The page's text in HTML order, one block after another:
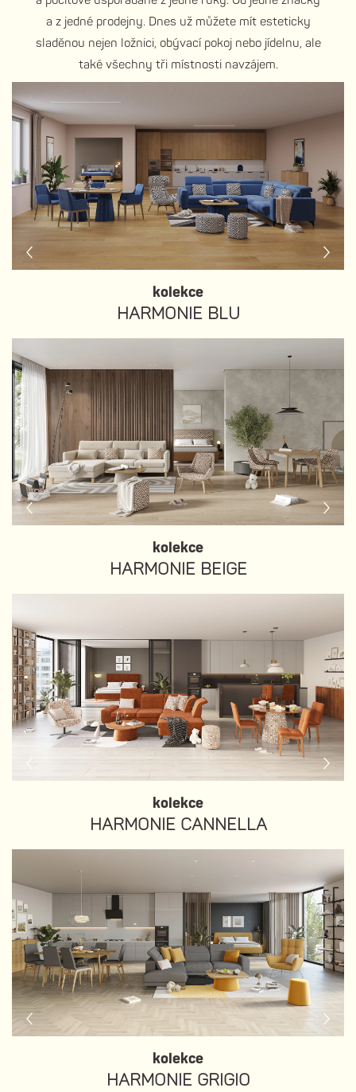
a z jedné prodejny. Dnes už můžete mít esteticky
sladěnou nejen ložnici, obývací pokoj nebo jídelnu, ale
také všechny tři místnosti navzájem.
kolekce
HARMONIE BLU
kolekce
HARMONIE BEIGE
kolekce
HARMONIE CANNELLA
kolekce
HARMONIE GRIGIO